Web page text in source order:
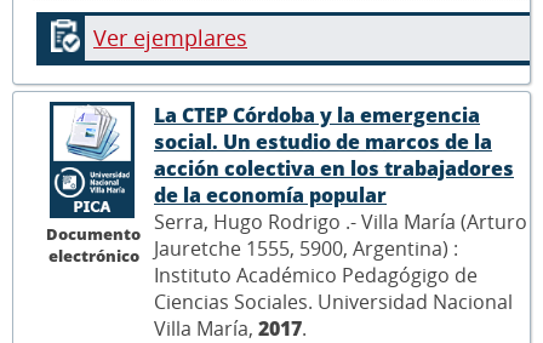
Ver ejemplares
Documento
electrónico
La CTEP Córdoba y la emergencia
social. Un estudio de marcos de la
acción colectiva en los trabajadores
de la economía popular
Serra, Hugo Rodrigo .- Villa María (Arturo
Jauretche 1555, 5900, Argentina) :
Instituto Académico Pedagógigo de
Ciencias Sociales. Universidad Nacional
Villa María, 2017.